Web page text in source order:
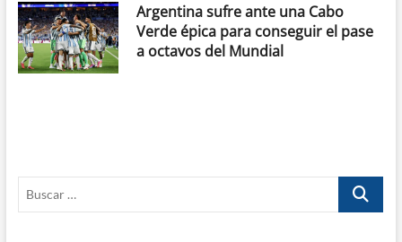
Argentina sufre ante una Cabo
Verde épica para conseguir el pase
a octavos del Mundial
Buscar